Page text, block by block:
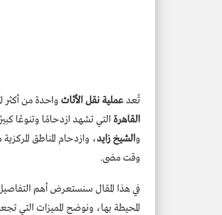
تُعدعملية نقل الأثاث واحدة من أكثر
القاهرة التي تشهد ازدحامًا وتنوعًا
والشيخ زايد، وازدحام المناطق
وقت مضى.
في هذا المقال سنستعرض أهم
المحيطة بها، ونوضح المميزات